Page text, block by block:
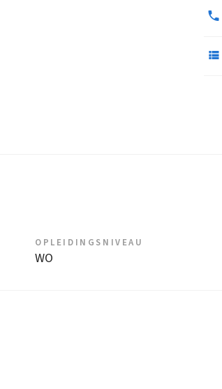
OPLEIDINGSNIVEAU
WO